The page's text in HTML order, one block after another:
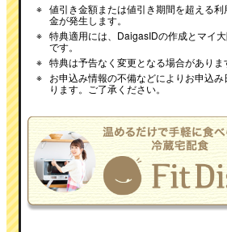
※ 値引き金額または値引き期間を超える
金が発生します。
※ 特典適用には、DaigasIDの作成とマイ
です。
※ 特典は予告なく変更となる場合がありま
※ お申込み情報の不備などによりお申込
ります。ご了承ください。